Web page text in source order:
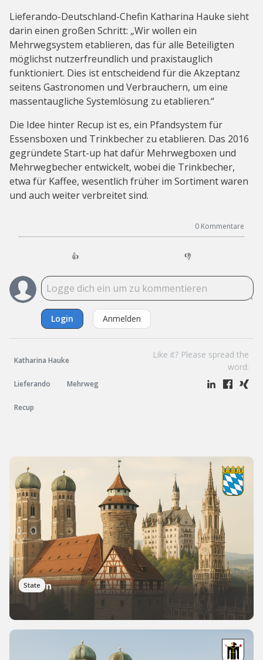
Lieferando-Deutschland-Chefin Katharina Hauke sieht
darin einen großen Schritt: „Wir wollen ein
Mehrwegsystem etablieren, das für alle Beteiligten
möglichst nutzerfreundlich und praxistauglich
funktioniert. Dies ist entscheidend für die Akzeptanz
seitens Gastronomen und Verbrauchern, um eine
massentaugliche Systemlösung zu etablieren.“
Die Idee hinter Recup ist es, ein Pfandsystem für
Essensboxen und Trinkbecher zu etablieren. Das 2016
gegründete Start-up hat dafür Mehrwegboxen und
Mehrwegbecher entwickelt, wobei die Trinkbecher,
etwa für Kaffee, wesentlich früher im Sortiment waren
und auch weiter verbreitet sind.
0 Kommentare
👍 👎
Login Anmelden
Katharina Hauke
Lieferando Mehrweg
Recup
Like it? Please spread the
word:
State
Bayern